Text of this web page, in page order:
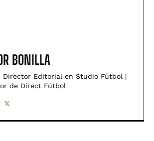
BONILLA
Director Editorial en Studio Fútbol |
de Direct Fútbol